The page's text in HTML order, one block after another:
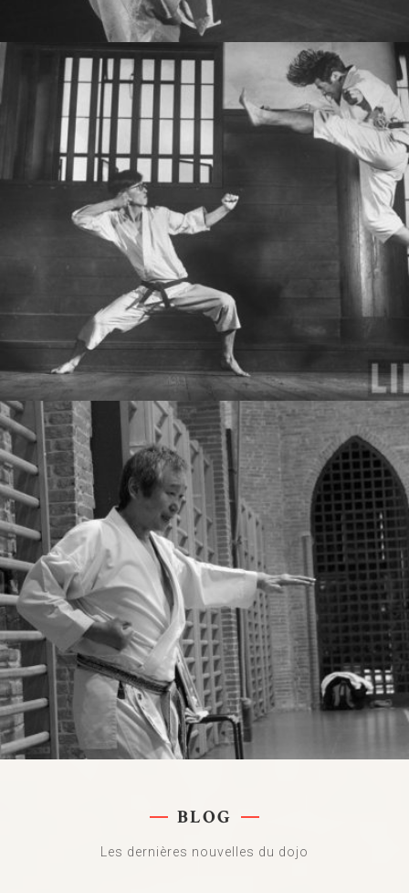
BLOG
Les dernières nouvelles du dojo